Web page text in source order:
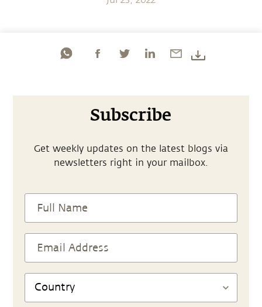
Subscribe
Get weekly updates on the latest blogs via
newsletters right in your mailbox.